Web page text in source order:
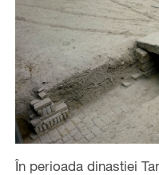
În perioada dinastiei